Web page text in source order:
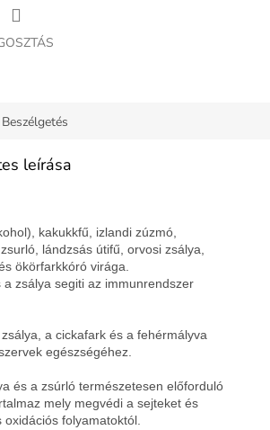
Beszélgetés
leírása
kakukkfű, izlandi zúzmó,
lándzsás útifű, orvosi zsálya,
ökörfarkkóró virága.
a zsálya segiti az immunrendszer
a cickafark és a fehérmályva
egészségéhez.
és a zsúrló természetesen előforduló
mely megvédi a sejteket és
folyamatoktól.